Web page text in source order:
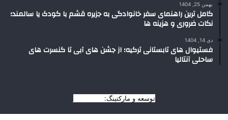
بهمن 25, 1404
کامل ترین راهنمای سفر خانوادگی به جزیره قشم با کودک یا سالمند؛
نکات ضروری و هزینه ها
دی 14, 1404
فستیوال های تابستانی ترکیه؛ از جشن های آبی تا کنسرت های
ساحلی آنتالیا
توسعه و مارکتینگ: